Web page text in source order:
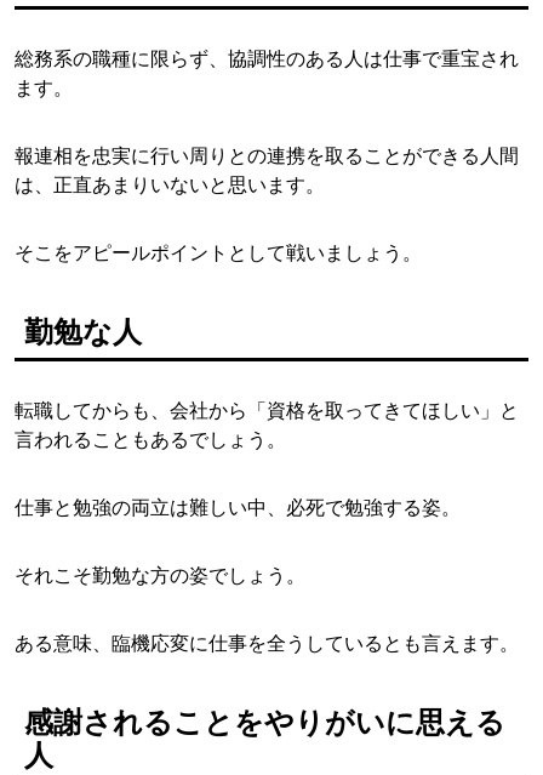
総務系の職種に限らず、協調性のある人は仕事で重宝され
ます。
報連相を忠実に行い周りとの連携を取ることができる人間
は、正直あまりいないと思います。
そこをアピールポイントとして戦いましょう。
勤勉な人
転職してからも、会社から「資格を取ってきてほしい」と
言われることもあるでしょう。
仕事と勉強の両立は難しい中、必死で勉強する姿。
それこそ勤勉な方の姿でしょう。
ある意味、臨機応変に仕事を全うしているとも言えます。
感謝されることをやりがいに思える
人